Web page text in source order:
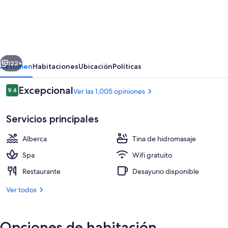
Alberca techada, acceso de 10:00 a
Siguiente
122+
ResumenHabitacionesUbicaciónPolíticas
Opiniones
9.49.4 de 10,
ExcepcionalVer las 1,005 opiniones
Servicios principales
Alberca
Tina de hidromasaje
Spa
Wifi gratuito
Restaurante
Desayuno disponible
Ver todos